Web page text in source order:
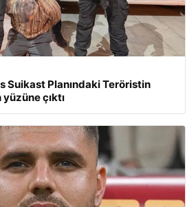
Suikast Planındaki Teröristin
çıktı